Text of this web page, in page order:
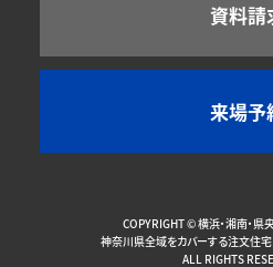
資料請
来場予
COPYRIGHT ©横浜・湘南・県
神奈川県全域をカバーする注文住
ALL RIGHTS